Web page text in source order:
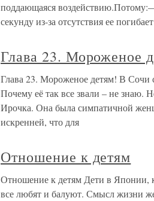
поддающаяся
секунду из-за отсутствия ее погибает
Глава 23. Мороженое
Глава 23. Мороженое детям! В Сочи
Почему её так все звали – не знаю.
Ирочка. Она была симпатичной
искренней, что для
Отношение к детям
Отношение к детям Дети в Японии,
все любят и балуют. Смысл жизни